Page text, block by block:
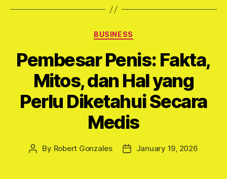
Categories
BUSINESS
Pembesar Penis: Fakta,
Mitos, dan Hal yang
Perlu Diketahui Secara
Medis
Post
By Robert Gonzales
PostJanuary 19, 2026